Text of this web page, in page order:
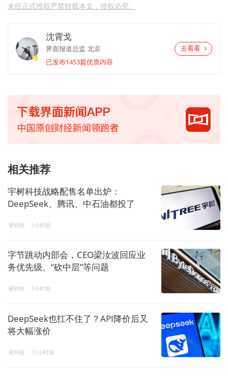
未经正式授权严禁转载本文，侵权必究。
沈霄戈
界面报道总监 北京
已发布1453篇优质内容
去看看
相关推荐
宇树科技战略配售名单出炉：
DeepSeek、腾讯、中石油都投了
硬科技 3小时前
字节跳动内部会，CEO梁汝波回应业
务优先级、“砍中层”等问题
硬科技 7小时前
DeepSeek也扛不住了？API降价后又
将大幅涨价
硬科技 11小时前